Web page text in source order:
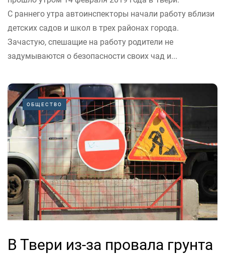
С раннего утра автоинспекторы начали работу вблизи
детских садов и школ в трех районах города.
Зачастую, спешащие на работу родители не
задумываются о безопасности своих чад и...
ОБЩЕСТВО
В Твери из-за провала грунта